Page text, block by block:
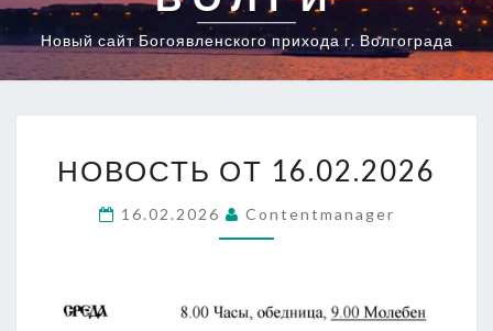
Новый сайт Богоявленского прихода г. Волгограда
ОТ
НОВОСТЬ ОТ 16.02.2026
16.02.2026 Contentmanager